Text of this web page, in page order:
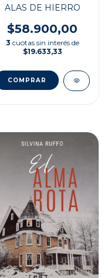
ALAS DE HIERRO
$58.900,00
3 cuotas sin interés de
$19.633,33